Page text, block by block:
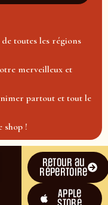
toutes les régions
merveilleux et
partout et tout le
shop !
Retour au
répertoire
Apple